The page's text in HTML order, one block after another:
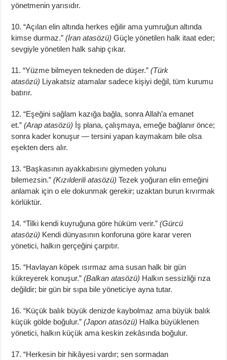
yönetmenin yarısıdır.
10. “Açılan elin altında herkes eğilir ama yumruğun altında
kimse durmaz.” (İran atasözü) Güçle yönetilen halk itaat eder;
sevgiyle yönetilen halk sahip çıkar.
11. “Yüzme bilmeyen tekneden de düşer.” (Türk
atasözü) Liyakatsiz atamalar sadece kişiyi değil, tüm kurumu
batırır.
12. “Eşeğini sağlam kazığa bağla, sonra Allah’a emanet
et.” (Arap atasözü) İş plana, çalışmaya, emeğe bağlanır önce;
sonra kader konuşur — tersini yapan kaymakam bile olsa
eşekten ders alır.
13. “Başkasının ayakkabısını giymeden yolunu
bilemezsin.” (Kızılderili atasözü) Tezek yoğuran elin emeğini
anlamak için o ele dokunmak gerekir; uzaktan burun kıvırmak
körlüktür.
14. “Tilki kendi kuyruğuna göre hüküm verir.” (Gürcü
atasözü) Kendi dünyasının konforuna göre karar veren
yönetici, halkın gerçeğini çarpıtır.
15. “Havlayan köpek ısırmaz ama susan halk bir gün
kükreyerek konuşur.” (Balkan atasözü) Halkın sessizliği rıza
değildir; bir gün bir sıpa bile yöneticiye ayna tutar.
16. “Küçük balık büyük denizde kaybolmaz ama büyük balık
küçük gölde boğulur.” (Japon atasözü) Halka büyüklenen
yönetici, halkın küçük ama keskin zekâsında boğulur.
17. “Herkesin bir hikâyesi vardır; sen sormadan